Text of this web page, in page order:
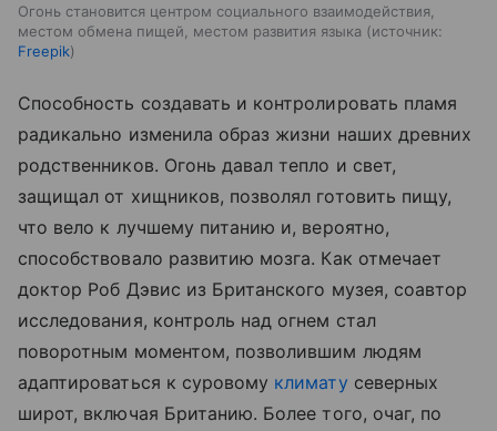
Огонь становится центром социального взаимодействия,
местом обмена пищей, местом развития языка
источник:
Freepik
Способность создавать и контролировать пламя
радикально изменила образ жизни наших древних
родственников. Огонь давал тепло и свет,
защищал от хищников, позволял готовить пищу,
что вело к лучшему питанию и, вероятно,
способствовало развитию мозга. Как отмечает
доктор Роб Дэвис из Британского музея, соавтор
исследования, контроль над огнем стал
поворотным моментом, позволившим людям
адаптироваться к суровому климату северных
широт, включая Британию. Более того, очаг, по